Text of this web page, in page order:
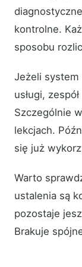
kontrolne.
sposobu
Jeżeli system
usługi,
Szczególnie
lekcjach.
się już
Warto
ustalenia są
pozostaje
Brakuje